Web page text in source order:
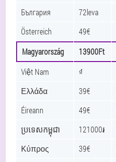
България
72leva
Österreich
49€
Magyarország
13900Ft
Việt Nam
₫
Ελλάδα
39€
Éireann
49€
ប្រទេសកម្ពុជា
121000៛
Κύπρος
39€